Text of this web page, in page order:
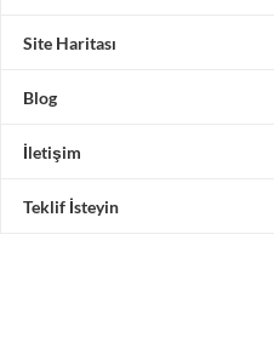
Site Haritası
Blog
İletişim
Teklif İsteyin